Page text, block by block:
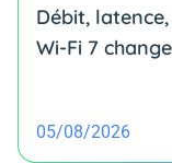
Débit,
Wi-Fi 7
05/08/2026